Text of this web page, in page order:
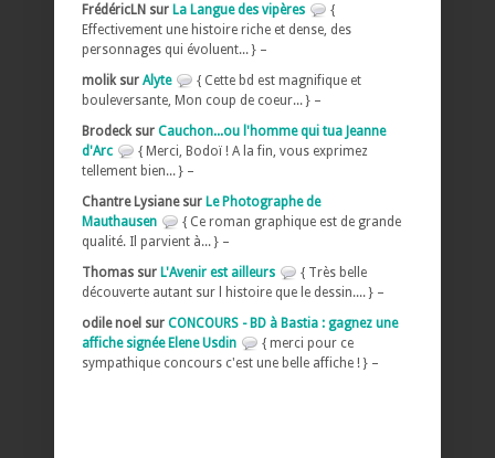
FrédéricLN sur La Langue des vipères
{
Effectivement une histoire riche et dense, des
personnages qui évoluent... } –
molik sur Alyte
{ Cette bd est magnifique et
bouleversante, Mon coup de coeur... } –
Brodeck sur Cauchon...ou l'homme qui tua Jeanne
d'Arc
{ Merci, Bodoï ! A la fin, vous exprimez
tellement bien... } –
Chantre Lysiane sur Le Photographe de
Mauthausen
{ Ce roman graphique est de grande
qualité. Il parvient à... } –
Thomas sur L'Avenir est ailleurs
{ Très belle
découverte autant sur l histoire que le dessin.... } –
odile noel sur CONCOURS - BD à Bastia : gagnez une
affiche signée Elene Usdin
{ merci pour ce
sympathique concours c'est une belle affiche ! } –